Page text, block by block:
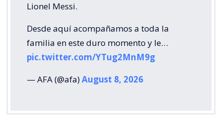
Lionel Messi.
Desde aquí acompañamos a toda la
familia en este duro momento y le…
pic.twitter.com/YTug2MnM9g
— AFA (@afa)August 8, 2026